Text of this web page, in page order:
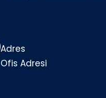
Adres
Ofis Adresi